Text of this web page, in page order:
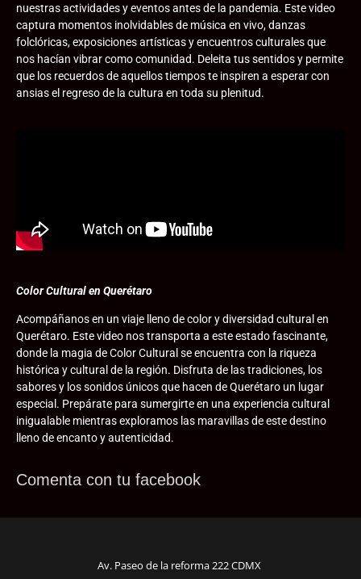
nuestras actividades y eventos antes de la pandemia. Este video
captura momentos inolvidables de música en vivo, danzas
folclóricas, exposiciones artísticas y encuentros culturales que
nos hacían vibrar como comunidad. Deleita tus sentidos y permite
que los recuerdos de aquellos tiempos te inspiren a esperar con
ansias el regreso de la cultura en toda su plenitud.
Color Cultural en Querétaro
Acompáñanos en un viaje lleno de color y diversidad cultural en
Querétaro. Este video nos transporta a este estado fascinante,
donde la magia de Color Cultural se encuentra con la riqueza
histórica y cultural de la región. Disfruta de las tradiciones, los
sabores y los sonidos únicos que hacen de Querétaro un lugar
especial. Prepárate para sumergirte en una experiencia cultural
inigualable mientras exploramos las maravillas de este destino
lleno de encanto y autenticidad.
Comenta con tu facebook
Av. Paseo de la reforma 222 CDMX